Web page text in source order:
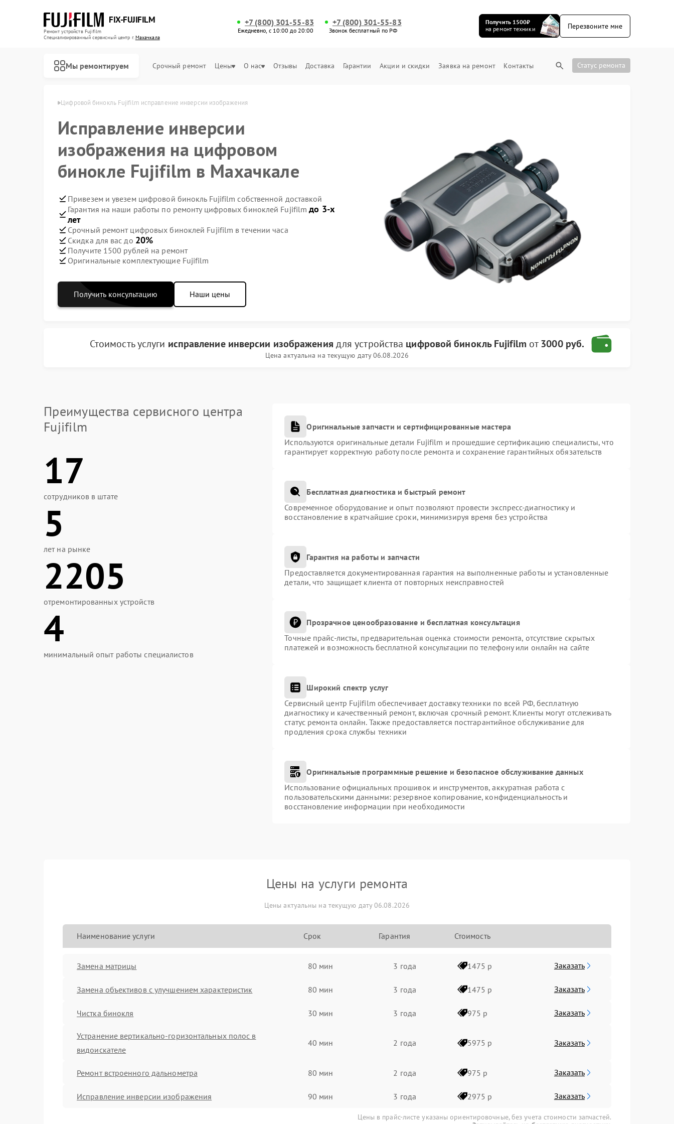
FIX-FUJIFILM
Ремонт устройств Fujifilm
Специализированный cервисный центр г.Махачкала
+7 (800) 301-55-83
Ежедневно, с 10:00 до 20:00
+7 (800) 301-55-83
Звонок бесплатный по РФ
Получить 1500₽
на ремонт техники
Перезвоните мне
Мы ремонтируем Срочный ремонт Цены О нас Отзывы Доставка Гарантии Акции и скидки Заявка на ремонт Контакты Статус ремонта
в Махачкале Цифровой бинокль Fujifilm исправление инверсии изображения
Исправление инверсии
изображения на цифровом
бинокле Fujifilm в Махачкале
Привезем и увезем цифровой бинокль Fujifilm собственной доставкой
Гарантия на наши работы по ремонту цифровых биноклей Fujifilmдо 3-х
лет
Срочный ремонт цифровых биноклей Fujifilm в течении часа
Скидка для вас до 20%
Получите 1500 рублей на ремонт
Оригинальные комплектующие Fujifilm
Получить консультацию Наши цены
Стоимость услуги исправление инверсии изображения для устройства цифровой бинокль Fujifilm от3000 руб.
Цена актуальна на текущую дату 06.08.2026
Преимущества сервисного центра
Fujifilm
17
сотрудников в штате
5
лет на рынке
2205
отремонтированных устройств
4
минимальный опыт работы специалистов
Оригинальные запчасти и сертифицированные мастера
Используются оригинальные детали Fujifilm и прошедшие сертификацию специалисты, что
гарантирует корректную работу после ремонта и сохранение гарантийных обязательств
Бесплатная диагностика и быстрый ремонт
Современное оборудование и опыт позволяют провести экспресс-диагностику и
восстановление в кратчайшие сроки, минимизируя время без устройства
Гарантия на работы и запчасти
Предоставляется документированная гарантия на выполненные работы и установленные
детали, что защищает клиента от повторных неисправностей
Прозрачное ценообразование и бесплатная консультация
Точные прайс-листы, предварительная оценка стоимости ремонта, отсутствие скрытых
платежей и возможность бесплатной консультации по телефону или онлайн на сайте
Широкий спектр услуг
Сервисный центр Fujifilm обеспечивает доставку техники по всей РФ, бесплатную
диагностику и качественный ремонт, включая срочный ремонт. Клиенты могут отслеживать
статус ремонта онлайн. Также предоставляется постгарантийное обслуживание для
продления срока службы техники
Оригинальные программные решение и безопасное обслуживание данных
Использование официальных прошивок и инструментов, аккуратная работа с
пользовательскими данными: резервное копирование, конфиденциальность и
восстановление информации при необходимости
Цены на услуги ремонта
Цены актуальны на текущую дату 06.08.2026
Наименование услуги Срок Гарантия Стоимость
Замена матрицы 80 мин 3 года 1475 р Заказать
Замена объективов с улучшением характеристик 80 мин 3 года 1475 р Заказать
Чистка бинокля 30 мин 3 года 975 р Заказать
Устранение вертикально-горизонтальных полос в
видоискателе
40 мин 2 года 5975 р Заказать
Ремонт встроенного дальнометра 80 мин 2 года 975 р Заказать
Исправление инверсии изображения 90 мин 3 года 2975 р Заказать
Цены в прайс-листе указаны ориентировочные, без учета стоимости запчастей.